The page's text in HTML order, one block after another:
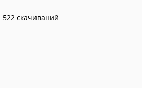
522 скачиваний